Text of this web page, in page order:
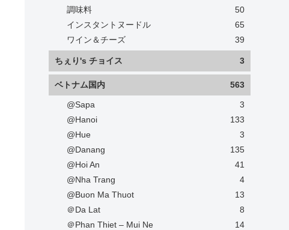
調味料
50
インスタントヌードル
65
ワイン＆チーズ
39
ちぇり's チョイス 3
ベトナム国内 563
@Sapa
3
@Hanoi
133
@Hue
3
@Danang
135
@Hoi An
41
@Nha Trang
4
@Buon Ma Thuot
13
＠Da Lat
8
＠Phan Thiet – Mui Ne
14